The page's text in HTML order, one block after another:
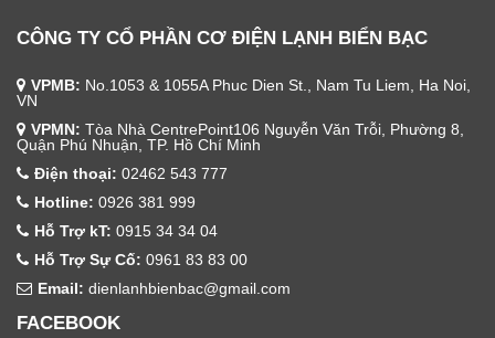
CÔNG TY CỔ PHẦN CƠ ĐIỆN LẠNH BIỂN BẠC
VPMB: No.1053 & 1055A Phuc Dien St., Nam Tu Liem, Ha Noi,
VN
VPMN: Tòa Nhà CentrePoint106 Nguyễn Văn Trỗi, Phường 8,
Quận Phú Nhuận, TP. Hồ Chí Minh
Điện thoại: 02462 543 777
Hotline: 0926 381 999
Hỗ Trợ kT: 0915 34 34 04
Hỗ Trợ Sự Cố: 0961 83 83 00
Email: dienlanhbienbac@gmail.com
FACEBOOK